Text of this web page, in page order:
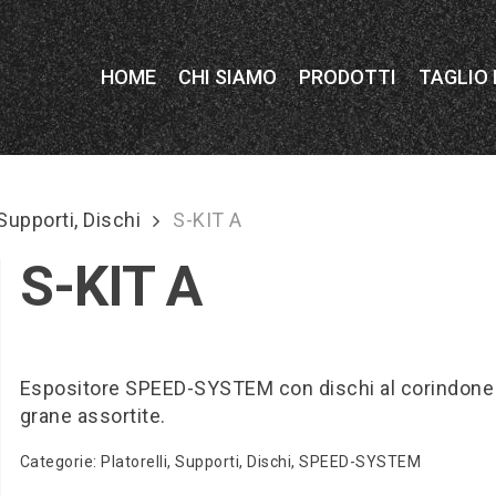
HOME CHI SIAMO PRODOTTI TAGLIO
Dischi S-KIT A
S-KIT A
Espositore SPEED-SYSTEM con dischi al
grane assortite.
Categorie: Platorelli, Supporti, Dischi,SPEED-SYSTEM